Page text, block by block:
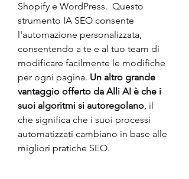
Shopify e WordPress.  Questo
strumento IA SEO consente
l'automazione personalizzata,
consentendo a te e al tuo team di
modificare facilmente le modifiche
per ogni pagina. Un altro grande
vantaggio offerto da Alli AI è che i
suoi algoritmi si autoregolano, il
che significa che i suoi processi
automatizzati cambiano in base alle
migliori pratiche SEO.